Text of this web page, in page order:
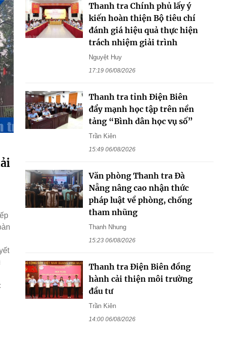
Thanh tra Chính phủ lấy ý
kiến hoàn thiện Bộ tiêu chí
đánh giá hiệu quả thực hiện
trách nhiệm giải trình
Nguyệt Huy
17:19 06/08/2026
Thanh tra tỉnh Điện Biên
đẩy mạnh học tập trên nền
tảng “Bình dân học vụ số”
Trần Kiên
15:49 06/08/2026
Văn phòng Thanh tra Đà
Nẵng nâng cao nhận thức
pháp luật về phòng, chống
tham nhũng
Thanh Nhung
15:23 06/08/2026
Thanh tra Điện Biên đồng
hành cải thiện môi trường
đầu tư
Trần Kiên
14:00 06/08/2026